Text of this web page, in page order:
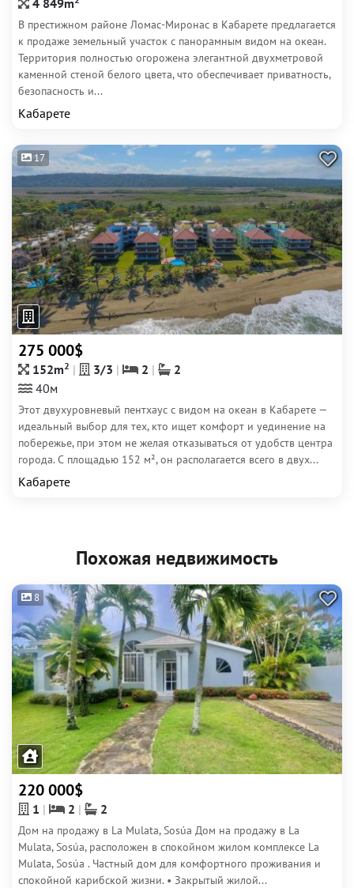
4 849m
В престижном районе Ломас-Миронас в Кабарете предлагается
к продаже земельный участок с панорамным видом на океан.
Территория полностью огорожена элегантной двухметровой
каменной стеной белого цвета, что обеспечивает приватность,
безопасность и...
Кабарете
17
275 000$
152m2 3/3 2
2
40м
Этот двухуровневый пентхаус с видом на океан в Кабарете —
идеальный выбор для тех, кто ищет комфорт и уединение на
побережье, при этом не желая отказываться от удобств центра
города. С площадью 152 м², он располагается всего в двух...
Кабарете
Похожая недвижимость
8
220 000$
1 2 2
Дом на продажу в La Mulata, Sosúa Дом на продажу в La
Mulata, Sosúa, расположен в спокойном жилом комплексе La
Mulata, Sosúa . Частный дом для комфортного проживания и
спокойной карибской жизни. • Закрытый жилой...